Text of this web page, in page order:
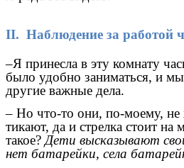
II. Наблюдение за работой
–Я принесла в эту комнату
было удобно заниматься, и
другие важные дела.
– Но что-то они, по-моему,
тикают, да и стрелка стоит на
такое? Дети высказывают
нет батарейки, села